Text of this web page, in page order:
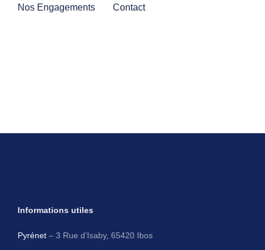
Nos Engagements Contact
Informations utiles
Pyrénet– 3 Rue d’Isaby, 65420 Ibos